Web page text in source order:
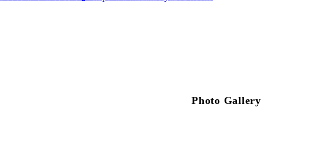
Photo Gallery